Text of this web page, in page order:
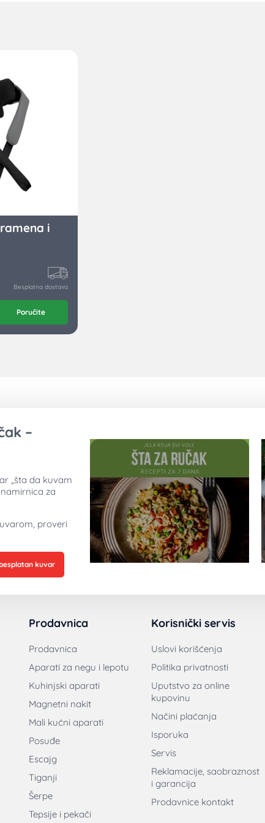
i
Besplatna dostava
Poručite
–
„šta da kuvam
za
proveri
kuvar
Prodavnica
Prodavnica
Aparati za negu i lepotu
Kuhinjski aparati
Magnetni nakit
Mali kućni aparati
Posuđe
Escajg
Tiganji
Šerpe
Tepsije i pekači
Korisnički servis
Uslovi korišćenja
Politika privatnosti
Uputstvo za online
kupovinu
Načini plaćanja
Isporuka
Servis
Reklamacije, saobraznost
i garancija
Prodavnice kontakt